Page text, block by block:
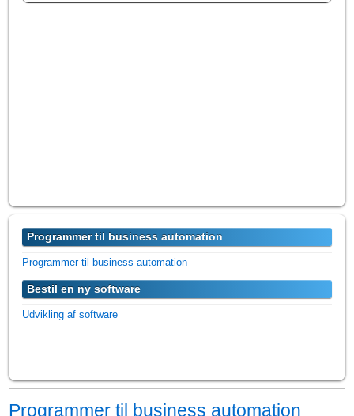
Programmer til business automation
Programmer til business automation
Bestil en ny software
Udvikling af software
Programmer til business automation